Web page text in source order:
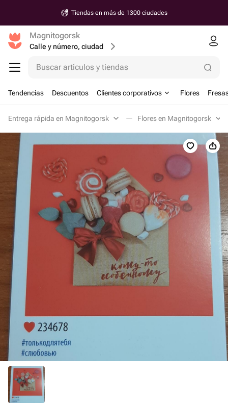
Tiendas en más de 1300 ciudades
Magnitogorsk
Calle y número, ciudad
Buscar artículos y tiendas
Tendencias Descuentos Clientes corporativos Flores
Entrega rápida en Magnitogorsk Flores en Magnitogorsk